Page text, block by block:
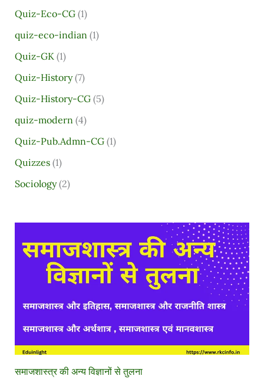
Quiz-Eco-CG(1)
quiz-eco-indian (1)
Quiz-GK (1)
Quiz-History(7)
Quiz-History-CG(5)
quiz-modern (4)
Quiz-Pub.Admn-CG(1)
Quizzes(1)
Sociology(2)
समाजशास्त्र की अन्य विज्ञानों से तुलना